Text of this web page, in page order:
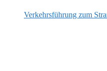
Verkehrsführung zum